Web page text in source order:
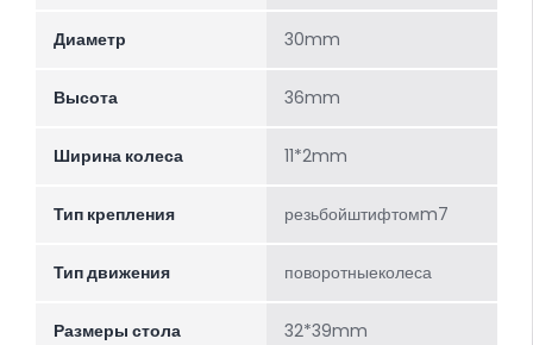
Диаметр 30mm
Высота 36mm
Ширина колеса 11*2mm
Тип крепления резьбойштифтомm7
Тип движения поворотныеколеса
Размеры стола 32*39mm